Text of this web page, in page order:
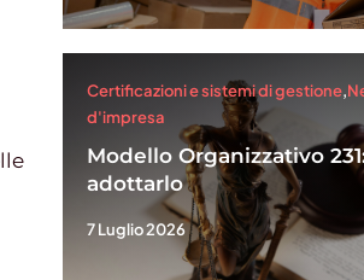
Certificazioni e sistemi di gestione,
d'impresa
Modello Organizzativo
adottarlo
7 Luglio 2026